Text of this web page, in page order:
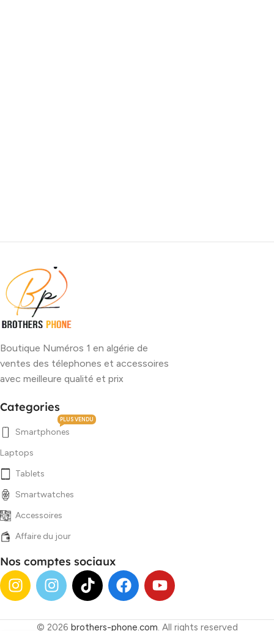
Boutique Numéros 1 en algérie de
ventes des télephones et accessoires
avec meilleure qualité et prix
Categories
Smartphones
PLUS VENDU
Laptops
Tablets
Smartwatches
Accessoires
Affaire du jour
Nos comptes sociaux
© 2026 brothers-phone.com . All rights reserved